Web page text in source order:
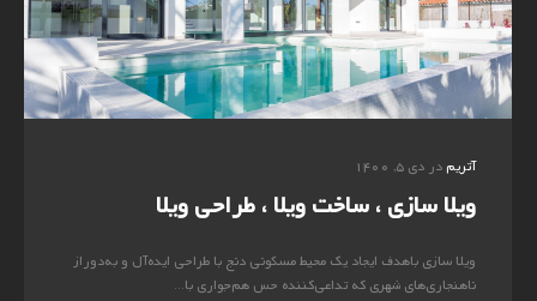
آتریمدر دی ۵, ۱۴۰۰
ویلا سازی ، ساخت ویلا ، طراحی ویلا
ویلا سازی باهدف ایجاد یک محیط مسکونی دنج با طراحی ایده‌آل و به‌دوراز
ناهنجاری‌های شهری که تداعی‌کننده حس هم‌جواری با...